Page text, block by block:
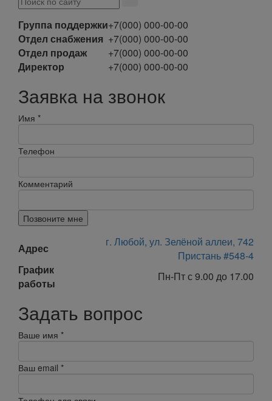
Группа поддержки+7(000) 000-00-00
Отдел снабжения +7(000) 000-00-00
Отдел продаж
+7(000) 000-00-00
Директор
+7(000) 000-00-00
Заявка на звонок
Имя *
Телефон
Комментарий
Позвоните мне
Адрес
г. Любой, ул. Зелёной аллеи, 742
Пристань #548-4
График
работы
Пн-Пт с 9.00 до 17.00
Задать вопрос
Ваше имя *
Ваш email *